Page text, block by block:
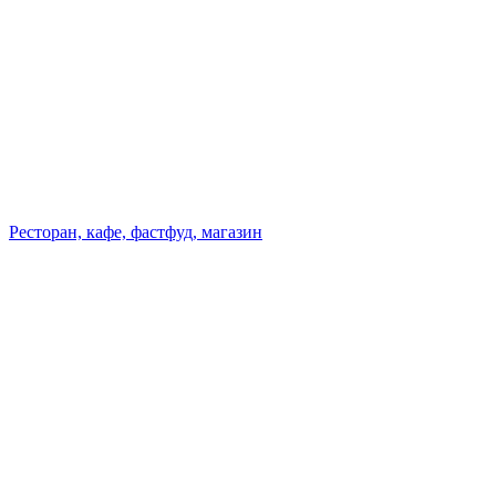
Ресторан, кафе, фастфуд, магазин